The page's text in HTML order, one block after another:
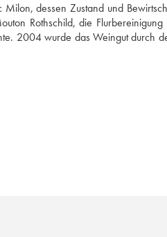
dessen Zustand und
Rothschild, die
2004 wurde das Weingut durch